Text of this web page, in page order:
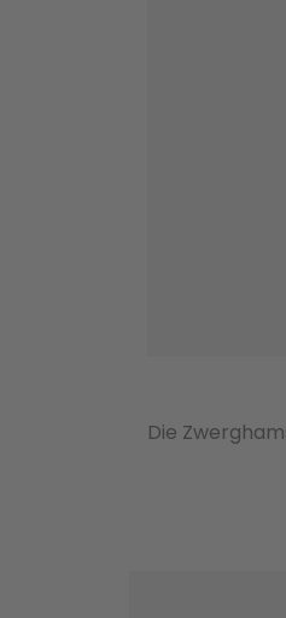
Die